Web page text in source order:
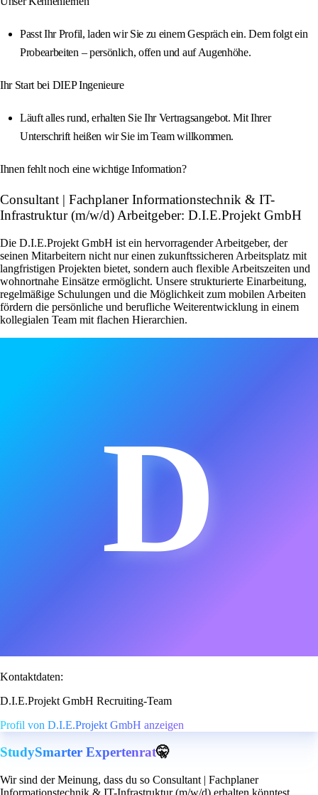
Passt Ihr Profil, laden wir Sie zu einem Gespräch ein. Dem folgt ein
Probearbeiten – persönlich, offen und auf Augenhöhe.
Ihr Start bei DIEP Ingenieure
Läuft alles rund, erhalten Sie Ihr Vertragsangebot. Mit Ihrer
Unterschrift heißen wir Sie im Team willkommen.
Ihnen fehlt noch eine wichtige Information?
Consultant | Fachplaner Informationstechnik & IT-
Infrastruktur (m/w/d) Arbeitgeber: D.I.E.Projekt GmbH
Die D.I.E.Projekt GmbH ist ein hervorragender Arbeitgeber, der
seinen Mitarbeitern nicht nur einen zukunftssicheren Arbeitsplatz mit
langfristigen Projekten bietet, sondern auch flexible Arbeitszeiten und
wohnortnahe Einsätze ermöglicht. Unsere strukturierte Einarbeitung,
regelmäßige Schulungen und die Möglichkeit zum mobilen Arbeiten
fördern die persönliche und berufliche Weiterentwicklung in einem
kollegialen Team mit flachen Hierarchien.
D
Kontaktdaten:
D.I.E.Projekt GmbH Recruiting-Team
Profil von D.I.E.Projekt GmbH anzeigen
StudySmarter Expertenrat🤫
Wir sind der Meinung, dass du so Consultant | Fachplaner